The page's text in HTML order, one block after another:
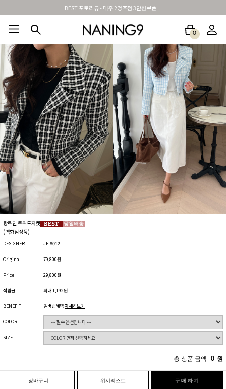
BEST 포토리뷰 - 매주 2명추첨 3만원쿠폰
0
BEST100🤍 NEW5% 베스트재진행 썸머여행룩 아울렛 하객&모임룩
랑로딘 트위드자켓
(백화점상품)
DESIGNER JE-8012
Original 79,800원
Price 29,800원
적립금 최대 1,192원
BENEFIT 멤버쉽혜택자세히보기
COLOR
SIZE
총 상품 금액 0 원
장바구니 위시리스트 구매하기